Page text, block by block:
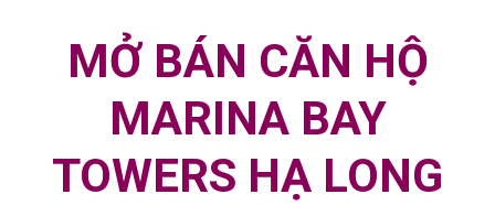
MỞ BÁN CĂN HỘ
MARINA BAY
TOWERS HẠ LONG